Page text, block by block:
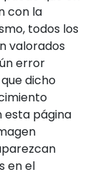
con la
todos los
valorados
error
dicho
esta página
en el